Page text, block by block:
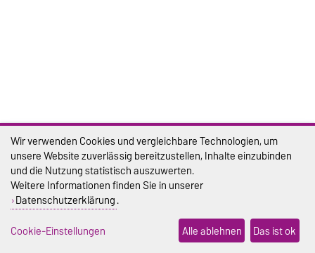
Wir verwenden Cookies und vergleichbare Technologien, um
unsere Website zuverlässig bereitzustellen, Inhalte einzubinden
und die Nutzung statistisch auszuwerten.
Weitere Informationen finden Sie in unserer
Datenschutzerklärung.
Cookie-Einstellungen
Alle ablehnen Das ist ok